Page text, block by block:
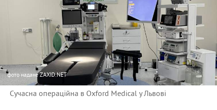
фото надане ZAXID.NET
Сучасна операційна в Oxford Medical у Львові